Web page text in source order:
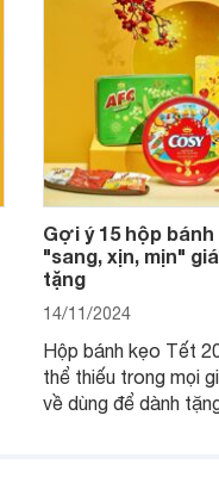
Gợi ý 15 hộp
"sang, xịn, mịn"
tặng
14/11/2024
Hộp bánh kẹo Tết
thể thiếu trong mọi
về dùng để dành